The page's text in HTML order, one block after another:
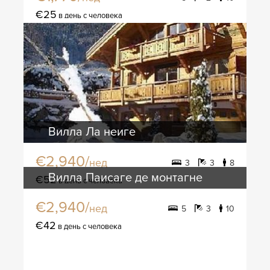
€25 в день с человека
Вилла Ла неиге
€2,940/нед 3 3 8
€52в день с человека
Вилла Паисаге де монтагне
€2,940/нед 5 3 10
€42 в день с человека